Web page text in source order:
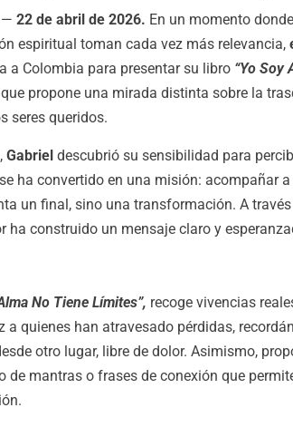
— 22 de abril de 2026. En un momento
espiritual toman cada vez más relevancia,
a Colombia para presentar su libro “Yo Soy
propone una mirada distinta sobre la
seres queridos.
Gabriel descubrió su sensibilidad para
ha convertido en una misión: acompañar
un final, sino una transformación. A
ha construido un mensaje claro y
No Tiene Límites”, recoge vivencias
a quienes han atravesado pérdidas,
otro lugar, libre de dolor. Asimismo,
de mantras o frases de conexión que